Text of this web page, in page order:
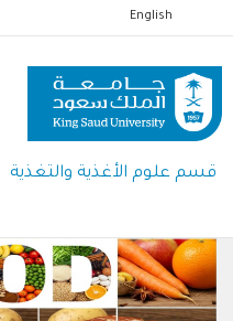
إلى
المحتوى
الرئيسي
English
قسم علوم الأغذية والتغذية